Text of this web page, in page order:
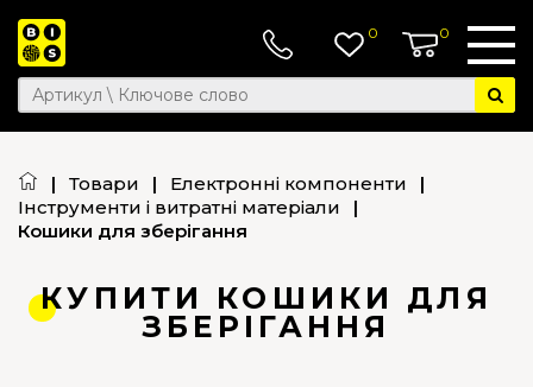
0 0
| Товари | Електронні компоненти
|
Інструменти і витратні матеріали
|
Кошики для зберігання
КУПИТИ КОШИКИ ДЛЯ
ЗБЕРІГАННЯ